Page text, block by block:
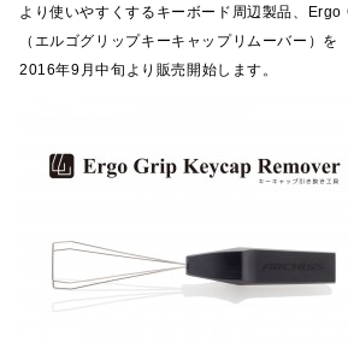
より使いやすくするキーボード周辺製品、
（エルゴグリップキーキャップリムーバー）を
2016年9月中旬より販売開始します。